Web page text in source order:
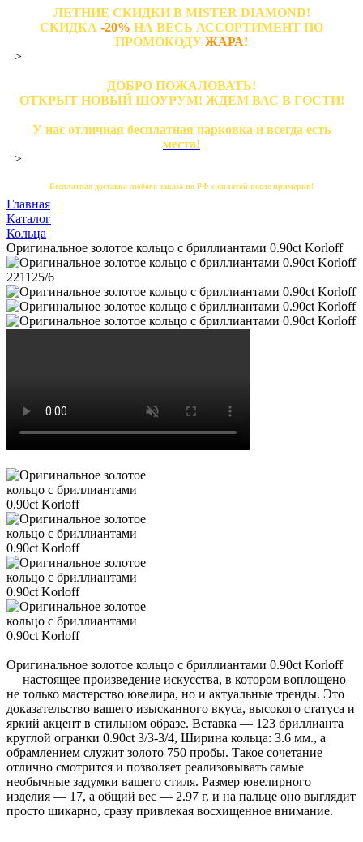
ЛЕТНИЕ СКИДКИ В MISTER DIAMOND!
СКИДКА -20% НА ВЕСЬ АССОРТИМЕНТ ПО
ПРОМОКОДУ ЖАРА!
>
ДОБРО ПОЖАЛОВАТЬ!
ОТКРЫТ НОВЫЙ ШОУРУМ! ЖДЕМ ВАС В ГОСТИ!
У нас отличная бесплатная парковка и всегда есть
места!
>
Бесплатная доставка любого заказа по РФ с оплатой после примерки!
Главная
Каталог
Кольца
Оригинальное золотое кольцо с бриллиантами 0.90ct Korloff
Оригинальное золотое кольцо с бриллиантами 0.90ct Korloff
— настоящее произведение искусства, в котором воплощено
не только мастерство ювелира, но и актуальные тренды. Это
доказательство вашего изысканного вкуса, высокого статуса и
яркий акцент в стильном образе. Вставка — 123 бриллианта
круглой огранки 0.90ct 3/3-3/4, Ширина кольца: 3.6 мм., а
обрамлением служит золото 750 пробы. Такое сочетание
отлично смотрится и позволяет реализовывать самые
необычные задумки вашего стиля. Размер ювелирного
изделия — 17, а общий вес — 2.97 г, и на пальце оно выглядит
просто шикарно, сразу привлекая восхищенное внимание.